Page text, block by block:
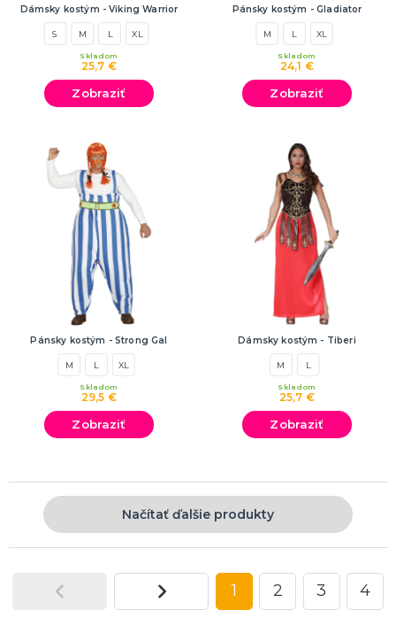
Dámsky kostým - Viking Warrior
S M L XL
25,7 €
Skladom
Zobraziť
Pánsky kostým - Gladiator
M L XL
24,1 €
Skladom
Zobraziť
Pánsky kostým - Strong Gal
M L XL
29,5 €
Skladom
Zobraziť
Dámsky kostým - Tiberi
M L
25,7 €
Skladom
Zobraziť
Načítať ďalšie produkty
1 2 3 4